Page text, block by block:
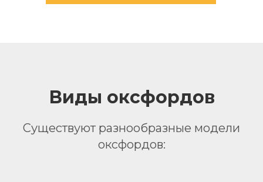
Виды оксфордов
Существуют разнообразные модели
оксфордов: